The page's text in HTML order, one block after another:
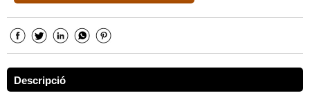
Descripció